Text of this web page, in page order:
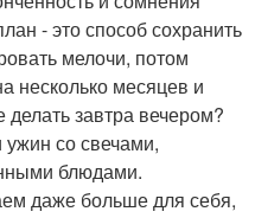
- это способ сохранить
мелочи, потом
несколько месяцев и
завтра вечером?
со свечами,
блюдами.
даже больше для себя,